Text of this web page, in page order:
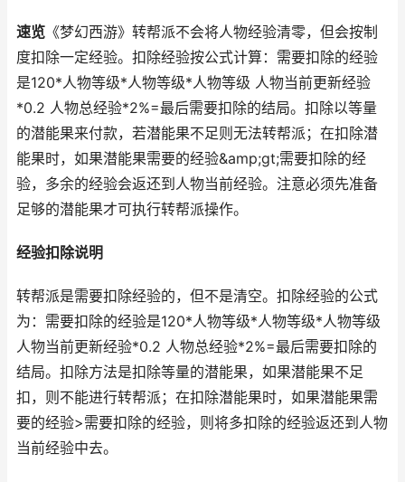
速览 《梦幻西游》转帮派不会将人物经验清零，但会按制
度扣除一定经验。扣除经验按公式计算：需要扣除的经验
是120*人物等级*人物等级*人物等级 人物当前更新经验
*0.2 人物总经验*2%=最后需要扣除的结局。扣除以等量
的潜能果来付款，若潜能果不足则无法转帮派；在扣除潜
能果时，如果潜能果需要的经验&amp;gt;需要扣除的经
验，多余的经验会返还到人物当前经验。注意必须先准备
足够的潜能果才可执行转帮派操作。
经验扣除说明
转帮派是需要扣除经验的，但不是清空。扣除经验的公式
为：需要扣除的经验是120*人物等级*人物等级*人物等级
人物当前更新经验*0.2 人物总经验*2%=最后需要扣除的
结局。扣除方法是扣除等量的潜能果，如果潜能果不足
扣，则不能进行转帮派；在扣除潜能果时，如果潜能果需
要的经验>需要扣除的经验，则将多扣除的经验返还到人物
当前经验中去。